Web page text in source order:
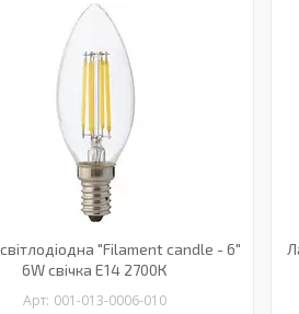
"Filament candle - 6"
6W свічка Е14 2700К
001-013-0006-010